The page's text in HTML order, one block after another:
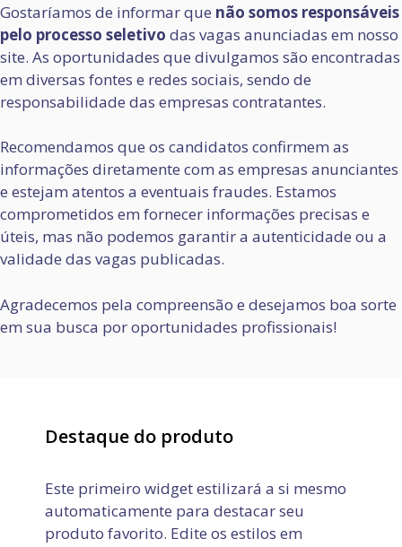
Gostaríamos de informar que não somos responsáveis
pelo processo seletivo das vagas anunciadas em nosso
site. As oportunidades que divulgamos são encontradas
em diversas fontes e redes sociais, sendo de
responsabilidade das empresas contratantes.
Recomendamos que os candidatos confirmem as
informações diretamente com as empresas anunciantes
e estejam atentos a eventuais fraudes. Estamos
comprometidos em fornecer informações precisas e
úteis, mas não podemos garantir a autenticidade ou a
validade das vagas publicadas.
Agradecemos pela compreensão e desejamos boa sorte
em sua busca por oportunidades profissionais!
Destaque do produto
Este primeiro widget estilizará a si mesmo
automaticamente para destacar seu
produto favorito. Edite os estilos em